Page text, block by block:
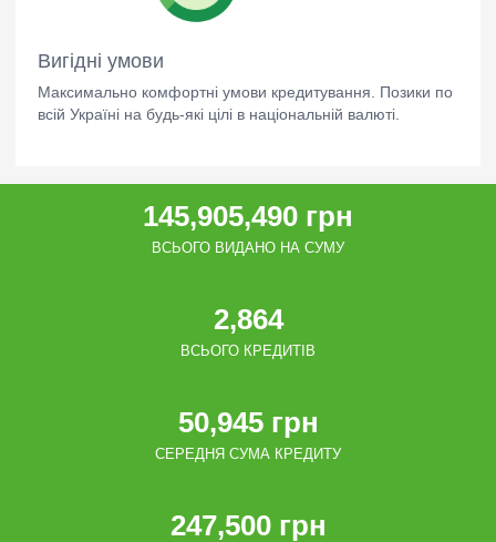
Вигідні умови
Максимально комфортні умови кредитування. Позики по
всій Україні на будь-які цілі в національній валюті.
145,905,490 грн
ВСЬОГО ВИДАНО НА СУМУ
2,864
ВСЬОГО КРЕДИТІВ
50,945 грн
СЕРЕДНЯ СУМА КРЕДИТУ
247,500 грн